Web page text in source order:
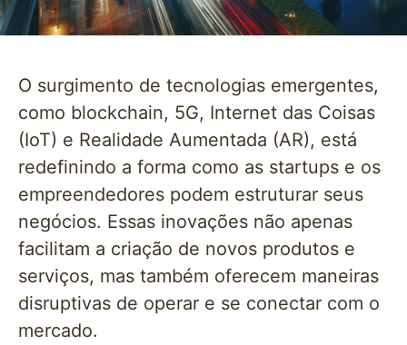
O surgimento de tecnologias emergentes,
como blockchain, 5G, Internet das Coisas
(IoT) e Realidade Aumentada (AR), está
redefinindo a forma como as startups e os
empreendedores podem estruturar seus
negócios. Essas inovações não apenas
facilitam a criação de novos produtos e
serviços, mas também oferecem maneiras
disruptivas de operar e se conectar com o
mercado.